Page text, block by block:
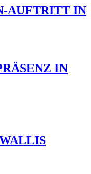
AUFTRITT IN
IN